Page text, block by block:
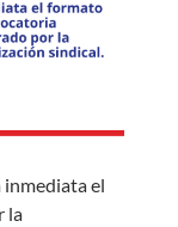
inmediata el
la